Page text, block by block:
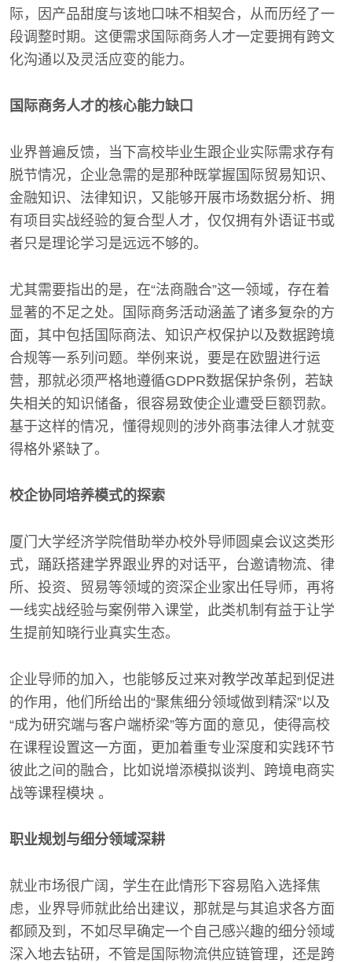
际，因产品甜度与该地口味不相契合，从而历经了一
段调整时期。这便需求国际商务人才一定要拥有跨文
化沟通以及灵活应变的能力。
国际商务人才的核心能力缺口
业界普遍反馈，当下高校毕业生跟企业实际需求存有
脱节情况，企业急需的是那种既掌握国际贸易知识、
金融知识、法律知识，又能够开展市场数据分析、拥
有项目实战经验的复合型人才，仅仅拥有外语证书或
者只是理论学习是远远不够的。
尤其需要指出的是，在“法商融合”这一领域，存在着
显著的不足之处。国际商务活动涵盖了诸多复杂的方
面，其中包括国际商法、知识产权保护以及数据跨境
合规等一系列问题。举例来说，要是在欧盟进行运
营，那就必须严格地遵循GDPR数据保护条例，若缺
失相关的知识储备，很容易致使企业遭受巨额罚款。
基于这样的情况，懂得规则的涉外商事法律人才就变
得格外紧缺了。
校企协同培养模式的探索
厦门大学经济学院借助举办校外导师圆桌会议这类形
式，踊跃搭建学界跟业界的对话平，台邀请物流、律
所、投资、贸易等领域的资深企业家出任导师，再将
一线实战经验与案例带入课堂，此类机制有益于让学
生提前知晓行业真实生态。
企业导师的加入，也能够反过来对教学改革起到促进
的作用，他们所给出的“聚焦细分领域做到精深”以及
“成为研究端与客户端桥梁”等方面的意见，使得高校
在课程设置这一方面，更加着重专业深度和实践环节
彼此之间的融合，比如说增添模拟谈判、跨境电商实
战等课程模块 。
职业规划与细分领域深耕
就业市场很广阔，学生在此情形下容易陷入选择焦
虑，业界导师就此给出建议，那就是与其追求各方面
都顾及到，不如尽早确定一个自己感兴趣的细分领域
深入地去钻研，不管是国际物流供应链管理，还是跨